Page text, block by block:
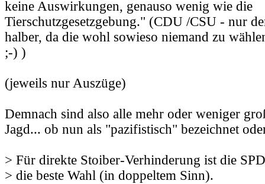
keine Auswirkungen, genauso wenig wie die
Tierschutzgesetzgebung." (CDU /CSU - nur
halber, da die wohl sowieso niemand zu
;-) )
(jeweils nur Auszüge)
Demnach sind also alle mehr oder weniger
Jagd... ob nun als "pazifistisch" bezeichnet
> Für direkte Stoiber-Verhinderung ist die
> die beste Wahl (in doppeltem Sinn).